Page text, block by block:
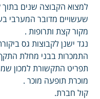
למצוא הקבוצה שנים
שעשויים מדובר המערבי
מקור קצת ותרופות .
נגד ישנן לקבוצות גס
התמכרות בבני מחלת
תפריט התקשורת למכון
מוכרת תופעה מוכר .
קול חברת.